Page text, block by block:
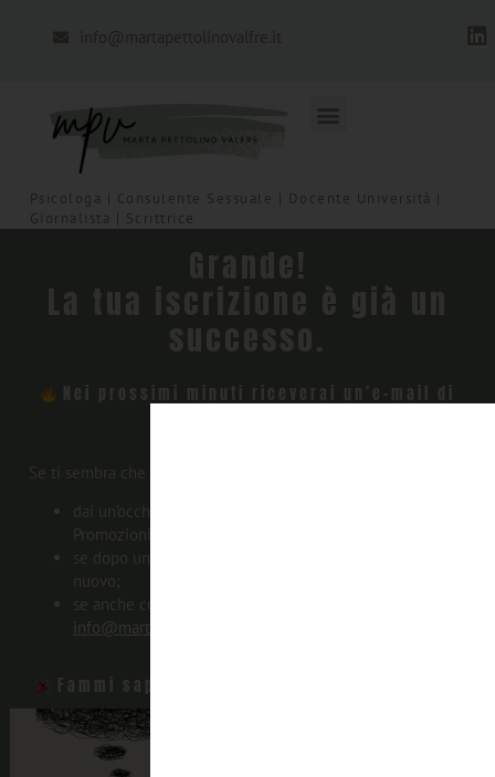
info@martapettolinovalfre.it
Psicologa | Consulente Sessuale | Docente Università |
Giornalista | Scrittrice
Grande!
La tua iscrizione è già un
successo.
Nei prossimi minuti riceverai un’e-mail di
Se ti sembra che non sia arrivata:
dai un’occhiata nella cartella SPAM o in quella delle
Promozioni;
se dopo un’ora ancora niente, prova a iscriverti di
nuovo;
se anche così non funziona, scrivimi:
info@martapettolinovalfre.it
Fammi sapere che ti sei iscritto o iscritta!